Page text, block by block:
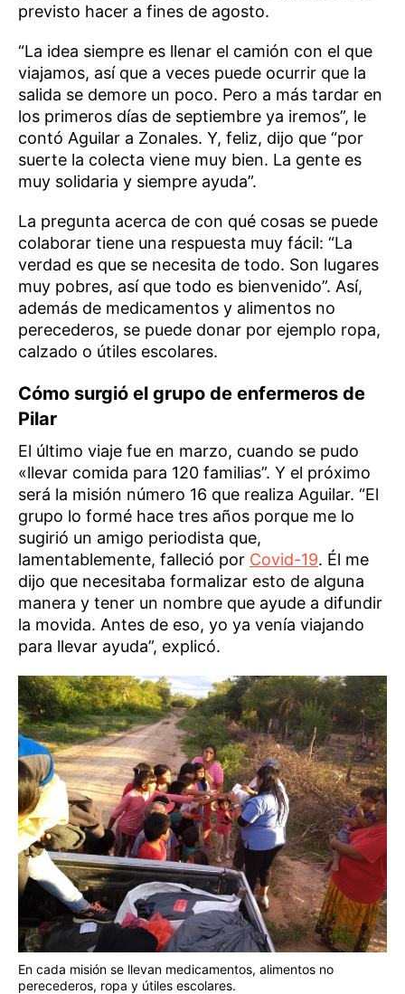
previsto hacer a fines de agosto.
“La idea siempre es llenar el camión con el que
viajamos, así que a veces puede ocurrir que la
salida se demore un poco. Pero a más tardar en
los primeros días de septiembre ya iremos”, le
contó Aguilar a Zonales. Y, feliz, dijo que “por
suerte la colecta viene muy bien. La gente es
muy solidaria y siempre ayuda”.
La pregunta acerca de con qué cosas se puede
colaborar tiene una respuesta muy fácil: “La
verdad es que se necesita de todo. Son lugares
muy pobres, así que todo es bienvenido”. Así,
además de medicamentos y alimentos no
perecederos, se puede donar por ejemplo ropa,
calzado o útiles escolares.
Cómo surgió el grupo de enfermeros de
Pilar
El último viaje fue en marzo, cuando se pudo
«llevar comida para 120 familias”. Y el próximo
será la misión número 16 que realiza Aguilar. “El
grupo lo formé hace tres años porque me lo
sugirió un amigo periodista que,
lamentablemente, falleció por Covid-19. Él me
dijo que necesitaba formalizar esto de alguna
manera y tener un nombre que ayude a difundir
la movida. Antes de eso, yo ya venía viajando
para llevar ayuda”, explicó.
En cada misión se llevan medicamentos, alimentos no
perecederos, ropa y útiles escolares.